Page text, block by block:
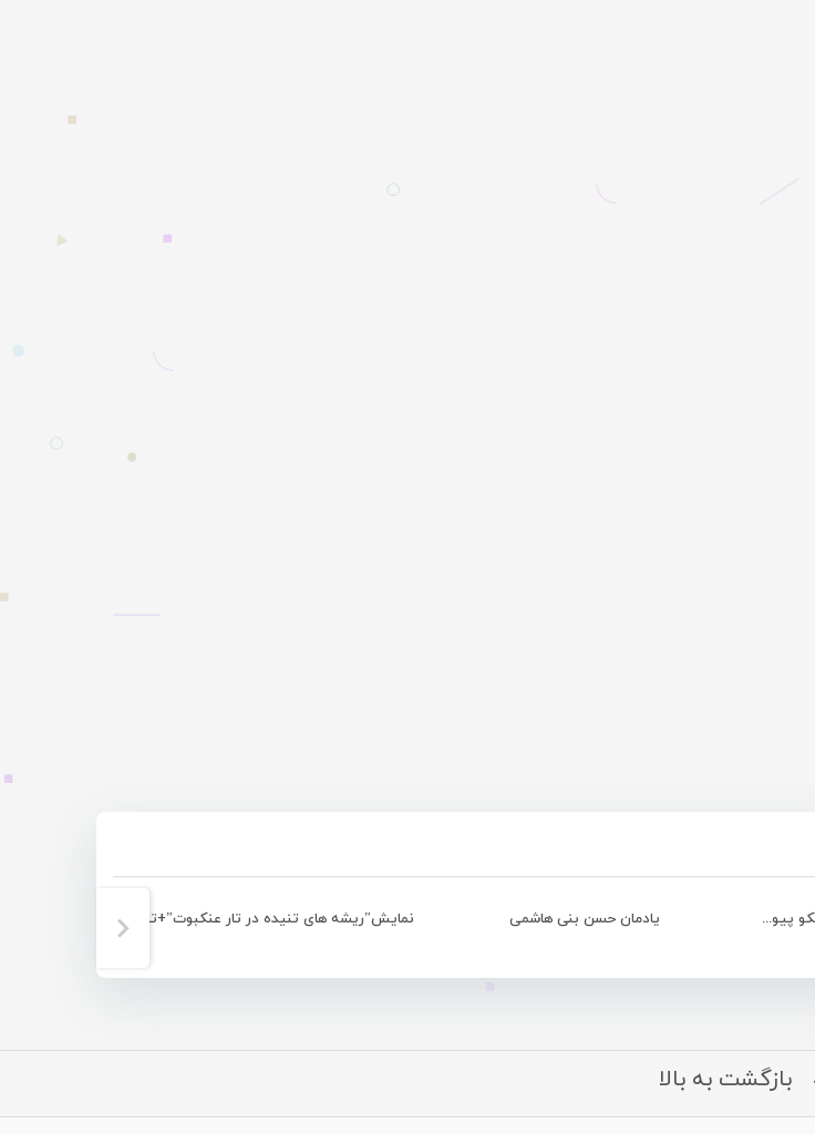
بندرعباس به شبکه شهرهای خلاق یونسکو پیوست یادمان حسن بنی هاشمی
بازگشت به بالا